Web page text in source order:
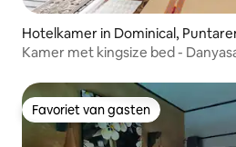
Hotelkamer in Dominical,
ca
Kamer met kingsize bed -
Favoriet van gasten
Favoriet van gasten